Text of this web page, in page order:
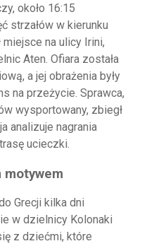
około 16:15
strzałów w kierunku
na ulicy Irini,
Aten. Ofiara została
a jej obrażenia były
na przeżycie. Sprawca,
wysportowany, zbiegł
analizuje nagrania
ucieczki.
Grecji kilka dni
w dzielnicy Kolonaki
z dziećmi, które